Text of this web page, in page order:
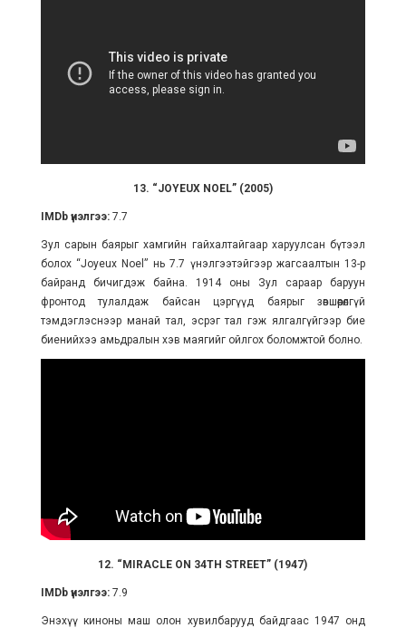
13. “JOYEUX NOEL” (2005)
IMDb үнэлгээ:7.7
Зул сарын баярыг хамгийн гайхалтайгаар харуулсан бүтээл
болох “Joyeux Noel” нь 7.7 үнэлгээтэйгээр жагсаалтын 13-р
байранд бичигдэж байна. 1914 оны Зул сараар баруун
фронтод тулалдаж байсан цэргүүд баярыг зөвшөөрөлгүй
тэмдэглэснээр манай тал, эсрэг тал гэж ялгалгүйгээр бие
биенийхээ амьдралын хэв маягийг ойлгох боломжтой болно.
12. “MIRACLE ON 34TH STREET” (1947)
IMDb үнэлгээ:7.9
Энэхүү киноны маш олон хувилбарууд байдгаас 1947 онд